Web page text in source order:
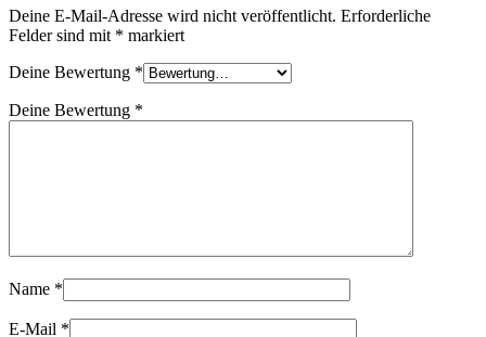
Deine E-Mail-Adresse wird nicht veröffentlicht. Erforderliche
Felder sind mit * markiert
Deine Bewertung *
Deine Bewertung *
Name *
E-Mail *